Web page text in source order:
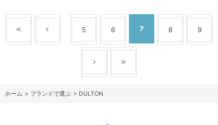
5 6 7 8 9
ホーム > ブランドで選ぶ > DULTON